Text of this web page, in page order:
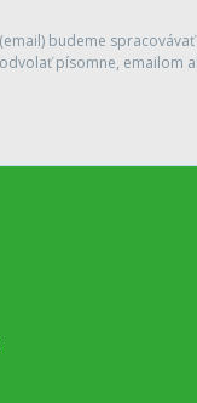
budeme
písomne, emailom